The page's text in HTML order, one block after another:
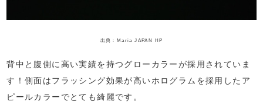
出典：Maria JAPAN HP
背中と腹側に高い実績を持つグローカラーが採用されていま
す！側面はフラッシング効果が高いホログラムを採用したア
ピールカラーでとても綺麗です。